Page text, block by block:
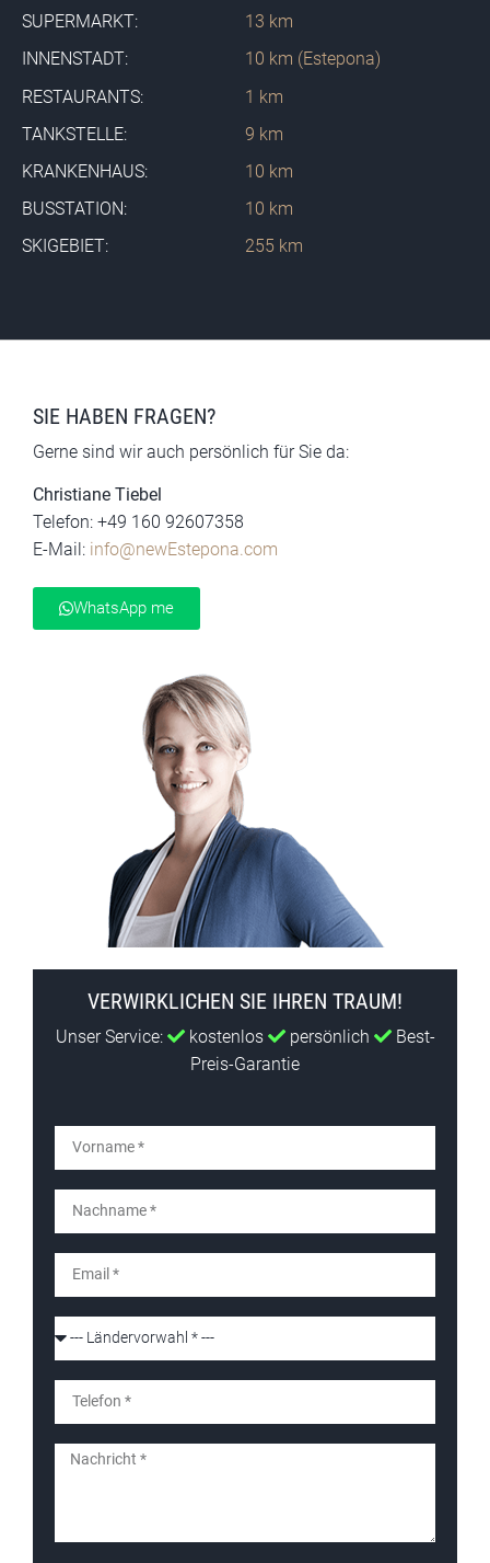
SIE HABEN FRAGEN?
Gerne sind wir auch persönlich für Sie da:
Christiane Tiebel
Telefon: +49 160 92607358
E-Mail: info@newEstepona.com
WhatsApp me
VERWIRKLICHEN SIE IHREN TRAUM!
Unser Service: kostenlos persönlich
Best-
Preis-Garantie
SUPERMARKT:
INNENSTADT:
13 km
10 km (Estepona)
RESTAURANTS:
TANKSTELLE:
KRANKENHAUS:
BUSSTATION:
SKIGEBIET:
1 km
9 km
10 km
10 km
255 km